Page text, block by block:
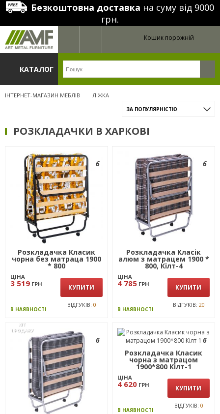
Безкоштовна доставка на суму від 9000
грн.
Кошик порожній
КАТАЛОГ
ІНТЕРНЕТ-МАГАЗИН МЕБЛІВ ЛІЖКА
ЗА ПОПУЛЯРНІСТЮ
РОЗКЛАДАЧКИ В ХАРКОВІ
6
Розкладачка Класик
чорна без матраца 1900
* 800
ЦІНА
3 519 ГРН КУПИТИ
В НАЯВНОСТІ
ВІДГУКІВ: 0
6
Розкладачка Класік
алюм з матрацем 1900 *
800, Кiлт-4
ЦІНА
4 785 ГРН КУПИТИ
В НАЯВНОСТІ
ВІДГУКІВ: 20
ХІТ
ПРОДАЖУ
6
6
Розкладачка Класик
чорна з матрацом
1900*800 Кiлт-1
ЦІНА
4 620 ГРН КУПИТИ
В НАЯВНОСТІ
ВІДГУКІВ: 0